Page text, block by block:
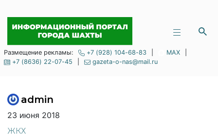
Размещение рекламы: +7 (928) 104-68-83 MAX
+7 (8636) 22-07-45
gazeta-o-nas@mail.ru
admin
23 июня 2018
ЖКХ